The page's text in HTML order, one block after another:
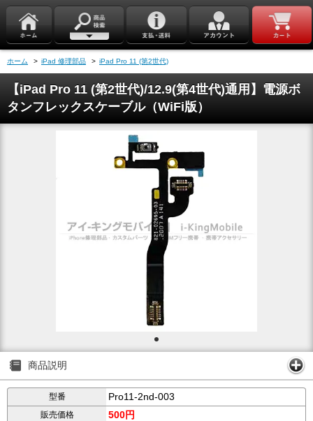
ホーム > iPad 修理部品 > iPad Pro 11 (第2世代)
【iPad Pro 11 (第2世代)/12.9(第4世代)通用】電源ボ
タンフレックスケーブル（WiFi版）
商品説明
型番 Pro11-2nd-003
販売価格 500円